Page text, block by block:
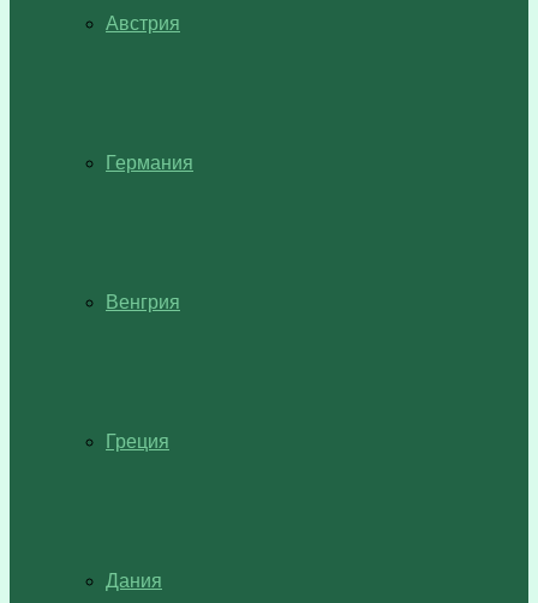
Австрия
Германия
Венгрия
Греция
Дания